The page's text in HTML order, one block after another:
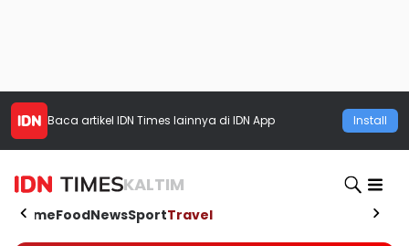
Baca artikel IDN Times lainnya di IDN App Install
KALTIM
HomeFoodNewsSportTravel